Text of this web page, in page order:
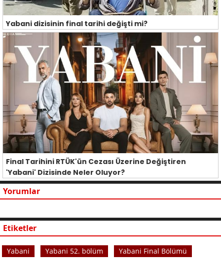
Yabani dizisinin final tarihi değişti mi?
Final Tarihini RTÜK'ün Cezası Üzerine Değiştiren
'Yabani' Dizisinde Neler Oluyor?
Yorumlar
Etiketler
Yabani Yabani 52. bölüm Yabani Final Bölümü